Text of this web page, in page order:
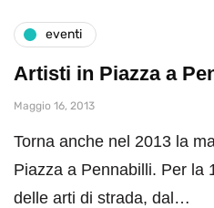
eventi
Artisti in Piazza a
Maggio 16, 2013
Torna anche nel 2013 la
Piazza a Pennabilli. Per la
delle arti di strada, dal…